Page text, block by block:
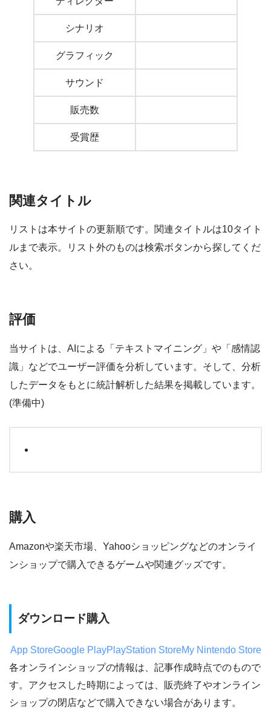
シナリオ
グラフィック
サウンド
販売数
受賞歴
関連タイトル
リストは本サイトの更新順です。関連タイトルは10タイト
ルまで表示。リスト外のものは検索ボタンから探してくだ
さい。
評価
当サイトは、AIによる「テキストマイニング」や「感情認
識」などでユーザー評価を分析しています。そして、分析
したデータをもとに統計解析した結果を掲載しています。
(準備中)
購入
Amazonや楽天市場、Yahooショッピングなどのオンライ
ンショップで購入できるゲームや関連グッズです。
ダウンロード購入
App StoreGoogle PlayPlayStation StoreMy Nintendo Store
各オンラインショップの情報は、記事作成時点でのもので
す。アクセスした時期によっては、販売終了やオンライン
ショップの閉店などで購入できない場合があります。